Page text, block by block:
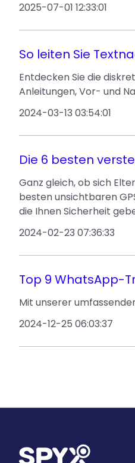
2025-07-01 12:33:01
So leiten Sie
Entdecken Sie die
Anleitungen, Vor- und
2024-03-13 03:54:01
Die 6 besten
Ganz gleich, ob sich
besten unsichtbaren
die Ihnen Sicherheit
2024-02-23 07:36:33
Top 9 WhatsApp-
Mit unserer
2024-12-25 06:03:37